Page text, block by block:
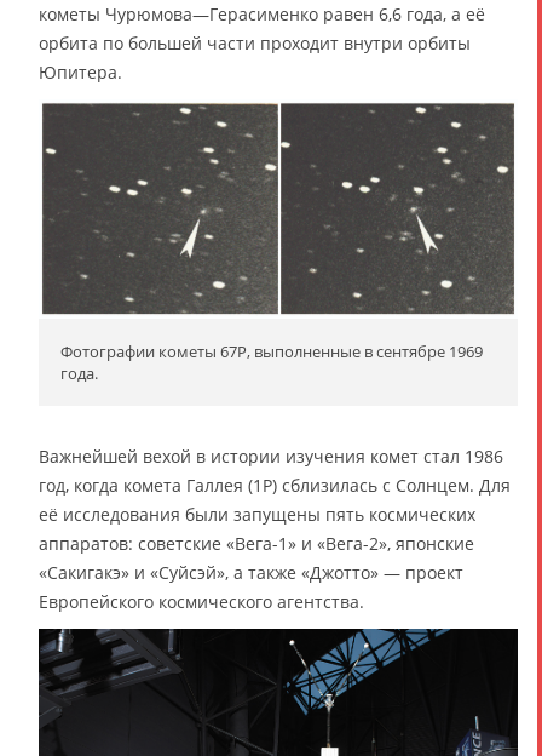
кометы Чурюмова—Герасименко равен 6,6 года, а её
орбита по большей части проходит внутри орбиты
Юпитера.
Фотографии кометы 67P, выполненные в сентябре 1969
года.
Важнейшей вехой в истории изучения комет стал 1986
год, когда комета Галлея (1P) сблизилась с Солнцем. Для
её исследования были запущены пять космических
аппаратов: советские «Вега-1» и «Вега-2», японские
«Сакигакэ» и «Суйсэй», а также «Джотто» — проект
Европейского космического агентства.